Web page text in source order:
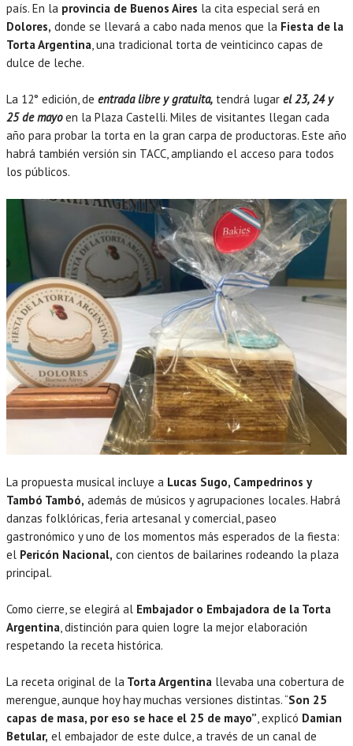
país. En la provincia de Buenos Aires la cita especial será en
Dolores, donde se llevará a cabo nada menos que la Fiesta de la
Torta Argentina, una tradicional torta de veinticinco capas de
dulce de leche.
La 12° edición, de entrada libre y gratuita, tendrá lugar el 23, 24 y
25 de mayoen la Plaza Castelli. Miles de visitantes llegan cada
año para probar la torta en la gran carpa de productoras. Este año
habrá también versión sin TACC, ampliando el acceso para todos
los públicos.
La propuesta musical incluye a Lucas Sugo, Campedrinos y
Tambó Tambó, además de músicos y agrupaciones locales. Habrá
danzas folklóricas, feria artesanal y comercial, paseo
gastronómico y uno de los momentos más esperados de la fiesta:
el Pericón Nacional, con cientos de bailarines rodeando la plaza
principal.
Como cierre, se elegirá al Embajador o Embajadora de la Torta
Argentina, distinción para quien logre la mejor elaboración
respetando la receta histórica.
La receta original de la Torta Argentina llevaba una cobertura de
merengue, aunque hoy hay muchas versiones distintas. “Son 25
capas de masa, por eso se hace el 25 de mayo”, explicó Damian
Betular, el embajador de este dulce, a través de un canal de